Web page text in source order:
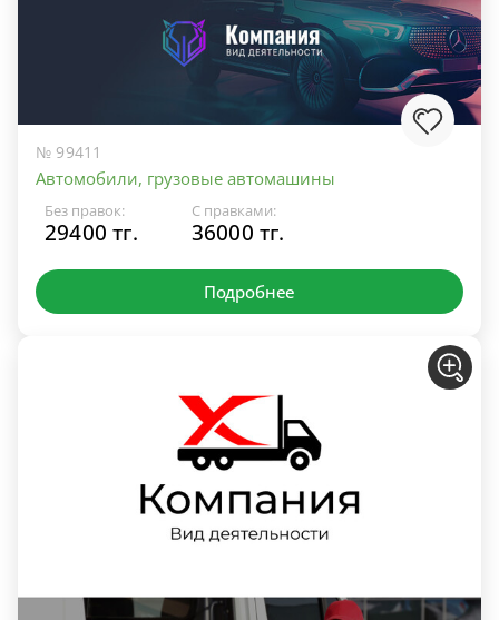
№ 99411
Автомобили, грузовые автомашины
Без правок:
29400 тг.
С правками:
36000 тг.
Подробнее